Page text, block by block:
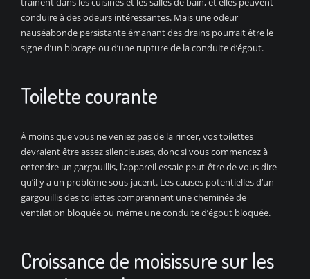
conduire à des odeurs intéressantes. Mais une odeur
nauséabonde persistante émanant des drains pourrait être le
signe d’un blocage ou d’une rupture de la conduite d’égout.
Toilette courante
À moins que vous ne veniez pas de la rincer, vos toilettes
devraient être assez silencieuses, donc si vous commencez à
entendre un gargouillis, l’appareil essaie peut-être de vous dire
qu’il y a un problème sous-jacent. Les causes potentielles d’un
gargouillis des toilettes comprennent une cheminée de
ventilation bloquée ou même une conduite d’égout bloquée.
Croissance de moisissure sur les